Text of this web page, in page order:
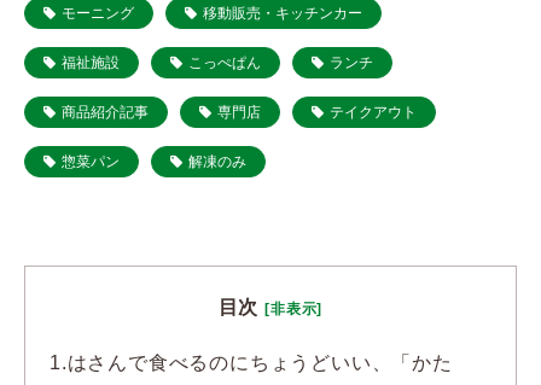
モーニング 移動販売・キッチンカー
福祉施設 こっぺぱん ランチ
商品紹介記事 専門店 テイクアウト
惣菜パン 解凍のみ
目次 [非表示]
1.はさんで食べるのにちょうどいい、「かた